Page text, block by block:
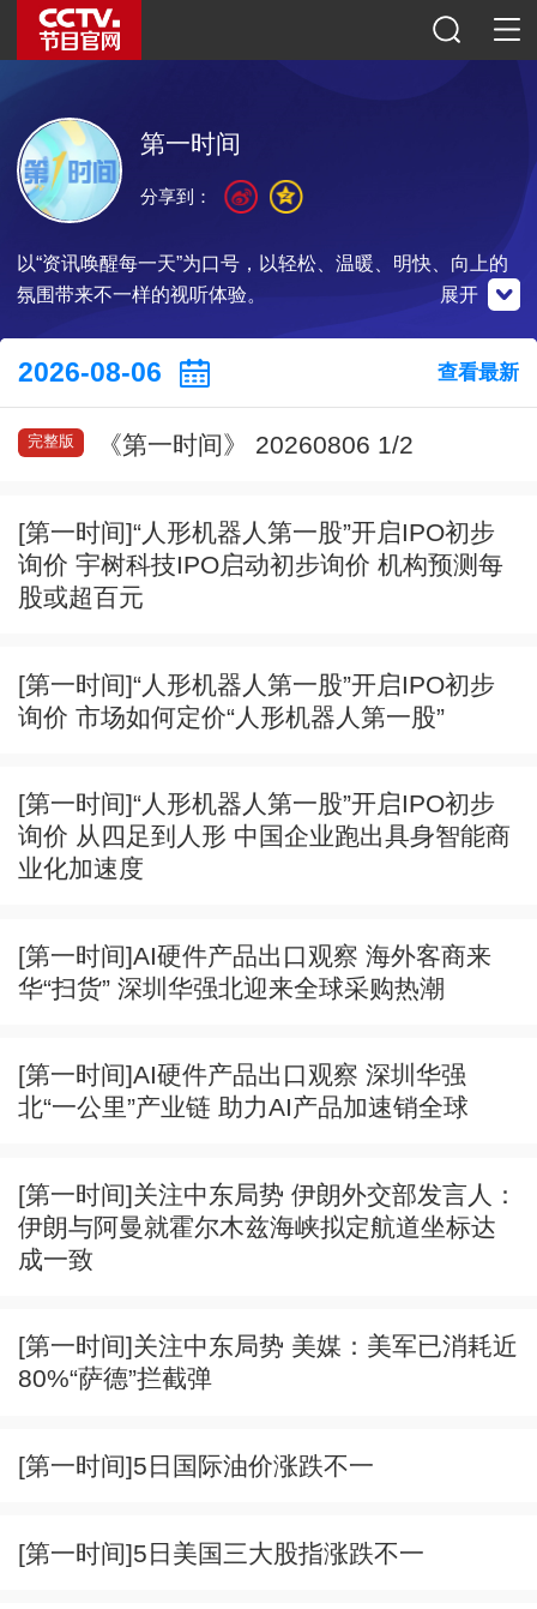
第一时间
以“资讯唤醒每一天”为口号，以轻松、温暖、明快、向上的
氛围带来不一样的视听体验。
央视财经
扫一扫关注
微信公众号
扫一扫关注
展开
分享到：
2026-08-06 查看最新
完整版 《第一时间》 20260806 1/2
[第一时间]“人形机器人第一股”开启IPO初步
询价 宇树科技IPO启动初步询价 机构预测每
股或超百元
[第一时间]“人形机器人第一股”开启IPO初步
询价 市场如何定价“人形机器人第一股”
[第一时间]“人形机器人第一股”开启IPO初步
询价 从四足到人形 中国企业跑出具身智能商
业化加速度
[第一时间]AI硬件产品出口观察 海外客商来
华“扫货” 深圳华强北迎来全球采购热潮
[第一时间]AI硬件产品出口观察 深圳华强
北“一公里”产业链 助力AI产品加速销全球
[第一时间]关注中东局势 伊朗外交部发言人：
伊朗与阿曼就霍尔木兹海峡拟定航道坐标达
成一致
[第一时间]关注中东局势 美媒：美军已消耗近
80%“萨德”拦截弹
[第一时间]5日国际油价涨跌不一
[第一时间]5日美国三大股指涨跌不一